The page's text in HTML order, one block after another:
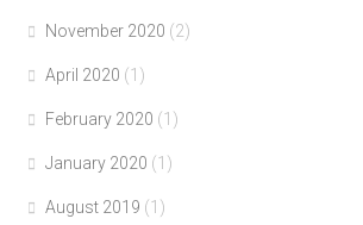
November 2020 (2)
April 2020 (1)
February 2020 (1)
January 2020 (1)
August 2019 (1)